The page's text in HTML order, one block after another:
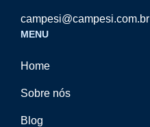
campesi@campesi.com.br
MENU
Home
Sobre nós
Blog